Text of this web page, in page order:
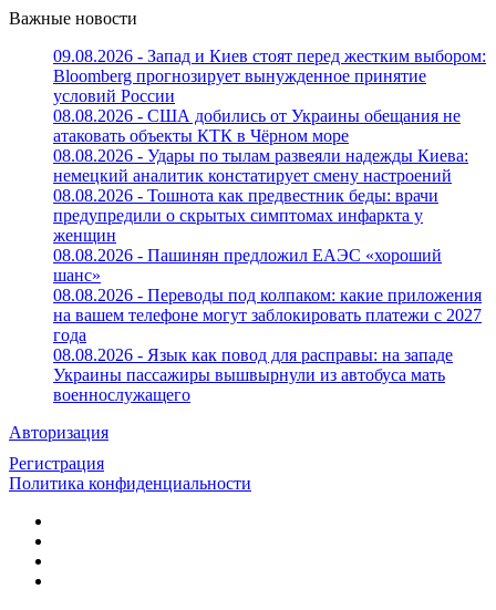
Важные новости
09.08.2026 - Запад и Киев стоят перед жестким выбором:
Bloomberg прогнозирует вынужденное принятие
условий России
08.08.2026 - США добились от Украины обещания не
атаковать объекты КТК в Чёрном море
08.08.2026 - Удары по тылам развеяли надежды Киева:
немецкий аналитик констатирует смену настроений
08.08.2026 - Тошнота как предвестник беды: врачи
предупредили о скрытых симптомах инфаркта у
женщин
08.08.2026 - Пашинян предложил ЕАЭС «хороший
шанс»
08.08.2026 - Переводы под колпаком: какие приложения
на вашем телефоне могут заблокировать платежи с 2027
года
08.08.2026 - Язык как повод для расправы: на западе
Украины пассажиры вышвырнули из автобуса мать
военнослужащего
Авторизация
Регистрация
Политика конфиденциальности